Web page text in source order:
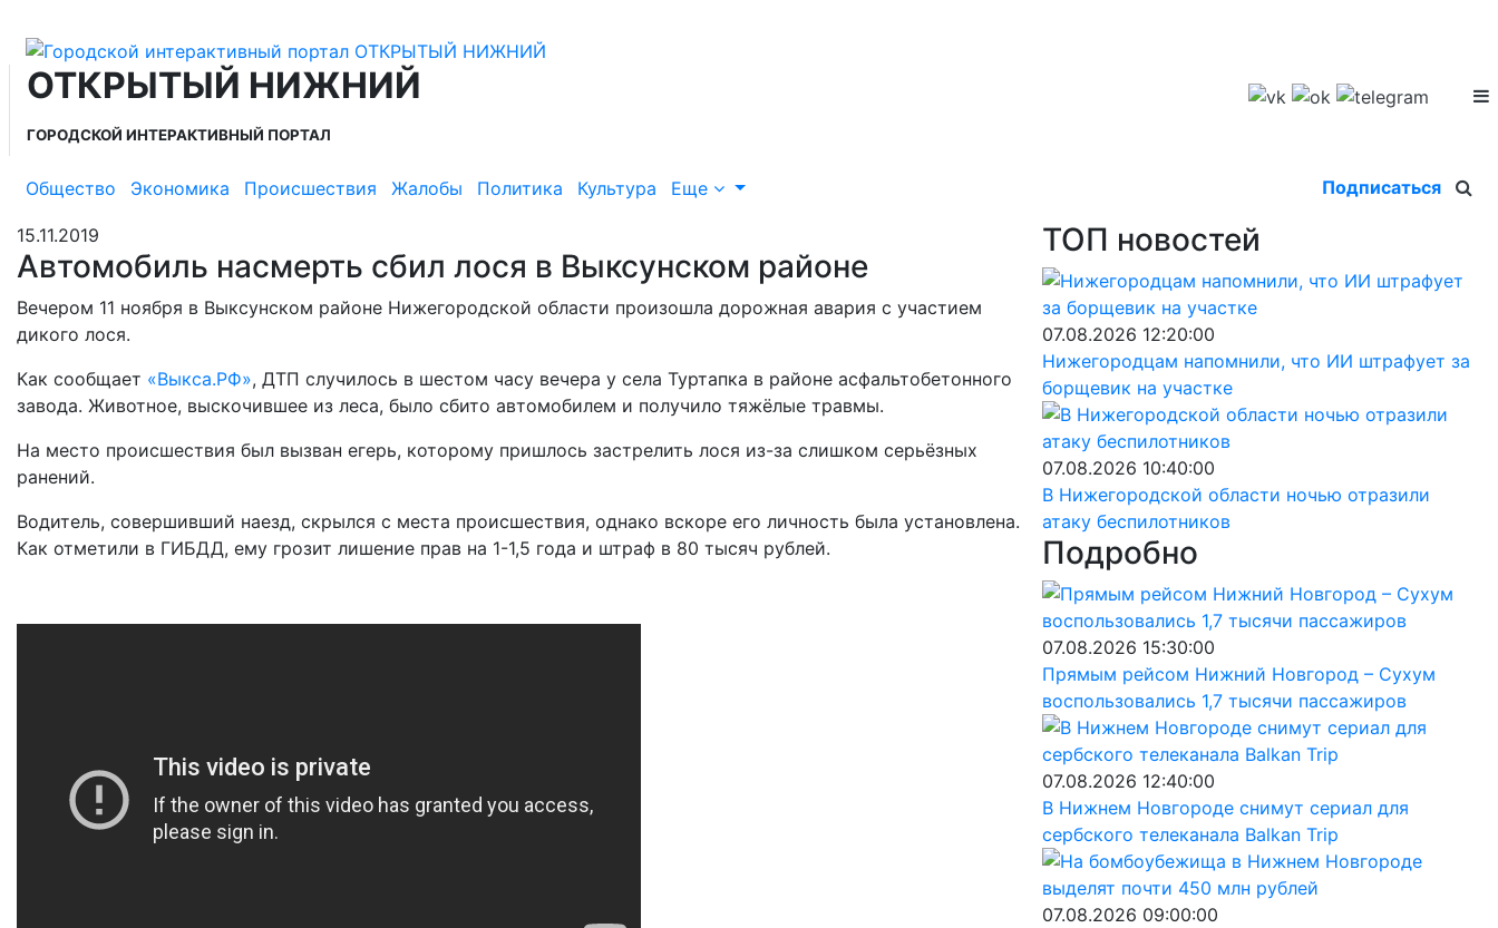
ОТКРЫТЫЙ НИЖНИЙ
ГОРОДСКОЙ ИНТЕРАКТИВНЫЙ ПОРТАЛ
Общество Экономика Происшествия Жалобы Политика Культура Еще Подписаться
15.11.2019
Автомобиль насмерть сбил лося в Выксунском районе
Вечером 11 ноября в Выксунском районе Нижегородской области произошла дорожная авария с участием
дикого лося.
Как сообщает «Выкса.РФ», ДТП случилось в шестом часу вечера у села Туртапка в районе асфальтобетонного
завода. Животное, выскочившее из леса, было сбито автомобилем и получило тяжёлые травмы.
На место происшествия был вызван егерь, которому пришлось застрелить лося из-за слишком серьёзных
ранений.
Водитель, совершивший наезд, скрылся с места происшествия, однако вскоре его личность была установлена.
Как отметили в ГИБДД, ему грозит лишение прав на 1-1,5 года и штраф в 80 тысяч рублей.
ТОП новостей
07.08.2026 12:20:00
Нижегородцам напомнили, что ИИ штрафует за
борщевик на участке
07.08.2026 10:40:00
В Нижегородской области ночью отразили
атаку беспилотников
Подробно
07.08.2026 15:30:00
Прямым рейсом Нижний Новгород – Сухум
воспользовались 1,7 тысячи пассажиров
07.08.2026 12:40:00
В Нижнем Новгороде снимут сериал для
сербского телеканала Balkan Trip
07.08.2026 09:00:00